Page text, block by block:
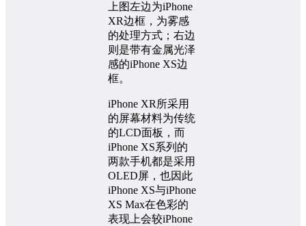
上图左边为iPhone
XR边框，为雾感
的处理方式；右边
则是带有金属光泽
感的iPhone XS边
框。
iPhone XR所采用
的屏幕材料为传统
的LCD面板，而
iPhone XS系列的
两款手机都是采用
OLED屏，也因此
iPhone XS与iPhone
XS Max在色彩的
表现上会较iPhone